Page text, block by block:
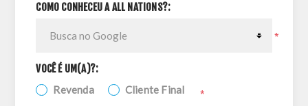
COMO CONHECEU A ALL NATIONS?:
*
VOCÊ É UM(A)?:
Revenda Cliente Final *